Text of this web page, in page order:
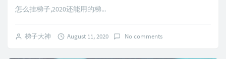
怎么挂梯子,2020还能用的梯...
梯子大神 August 11, 2020 No comments